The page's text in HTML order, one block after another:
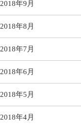
2018年9月
2018年8月
2018年7月
2018年6月
2018年5月
2018年4月